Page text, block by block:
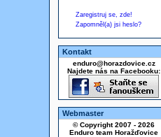
Zaregistruj se, zde!
Zapomněl(a) jsi heslo?
Kontakt
enduro@horazdovice.cz
Najdete nás na Facebooku:
Webmaster
© Copyright 2007 - 2026
Enduro team Horažďovice